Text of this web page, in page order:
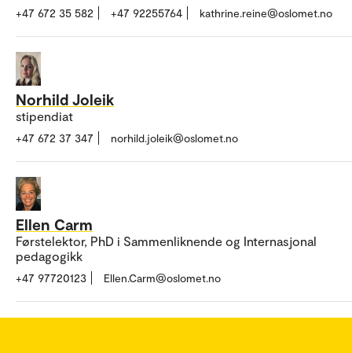
+47 672 35 582 +47 92255764 kathrine.reine@oslomet.no
Norhild Joleik
stipendiat
+47 672 37 347 norhild.joleik@oslomet.no
Ellen Carm
Førstelektor, PhD i Sammenliknende og Internasjonal
pedagogikk
+47 97720123 Ellen.Carm@oslomet.no